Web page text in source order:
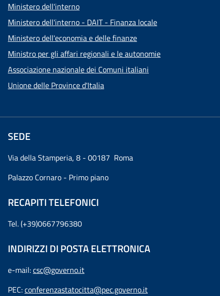
Ministero dell'interno
Ministero dell'interno - DAIT - Finanza locale
Ministero dell'economia e delle finanze
Ministro per gli affari regionali e le autonomie
Associazione nazionale dei Comuni italiani
Unione delle Province d'Italia
SEDE
Via della Stamperia, 8 - 00187 Roma
Palazzo Cornaro - Primo piano
RECAPITI TELEFONICI
Tel. (+39)0667796380
INDIRIZZI DI POSTA ELETTRONICA
e-mail:csc@governo.it
PEC:conferenzastatocitta@pec.governo.it